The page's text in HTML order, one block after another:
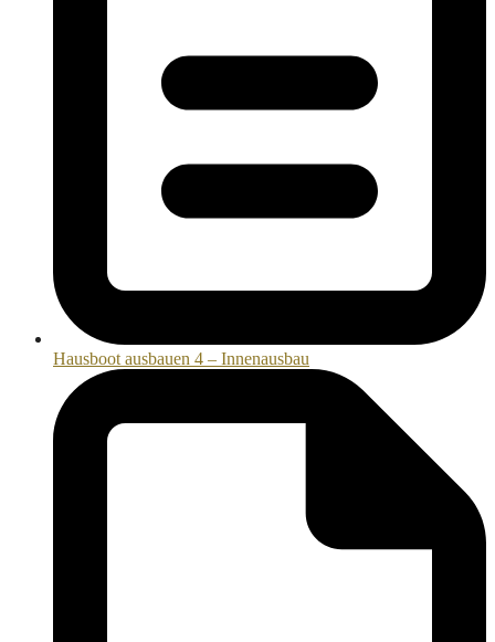
Hausboot ausbauen 4 – Innenausbau